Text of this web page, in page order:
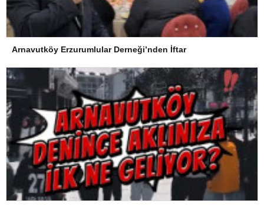
Arnavutköy Erzurumlular Derneği’nden İftar